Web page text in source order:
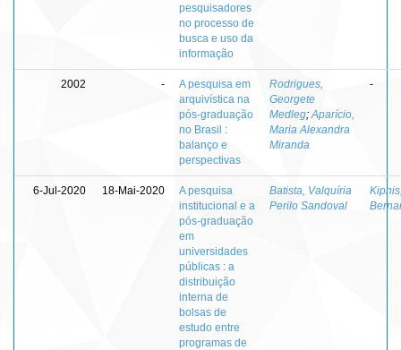
pesquisadores
no processo de
busca e uso da
informação
2002 -
A pesquisa em
arquivística na
pós-graduação
no Brasil :
balanço e
perspectivas
Rodrigues,
Georgete
Medleg; Aparício,
Maria Alexandra
Miranda
-
6-Jul-2020 18-Mai-2020
A pesquisa
institucional e a
pós-graduação
em
universidades
públicas : a
distribuição
interna de
bolsas de
estudo entre
programas de
Batista, Valquíria
Perilo Sandoval